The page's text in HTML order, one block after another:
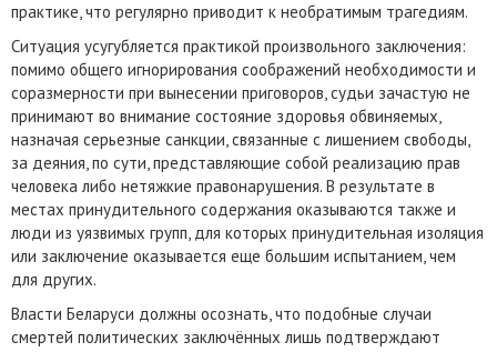
практике, что регулярно приводит к необратимым трагедиям.
Ситуация усугубляется практикой произвольного заключения:
помимо общего игнорирования соображений необходимости и
соразмерности при вынесении приговоров, судьи зачастую не
принимают во внимание состояние здоровья обвиняемых,
назначая серьезные санкции, связанные с лишением свободы,
за деяния, по сути, представляющие собой реализацию прав
человека либо нетяжкие правонарушения. В результате в
местах принудительного содержания оказываются также и
люди из уязвимых групп, для которых принудительная изоляция
или заключение оказывается еще большим испытанием, чем
для других.
Власти Беларуси должны осознать, что подобные случаи
смертей политических заключённых лишь подтверждают